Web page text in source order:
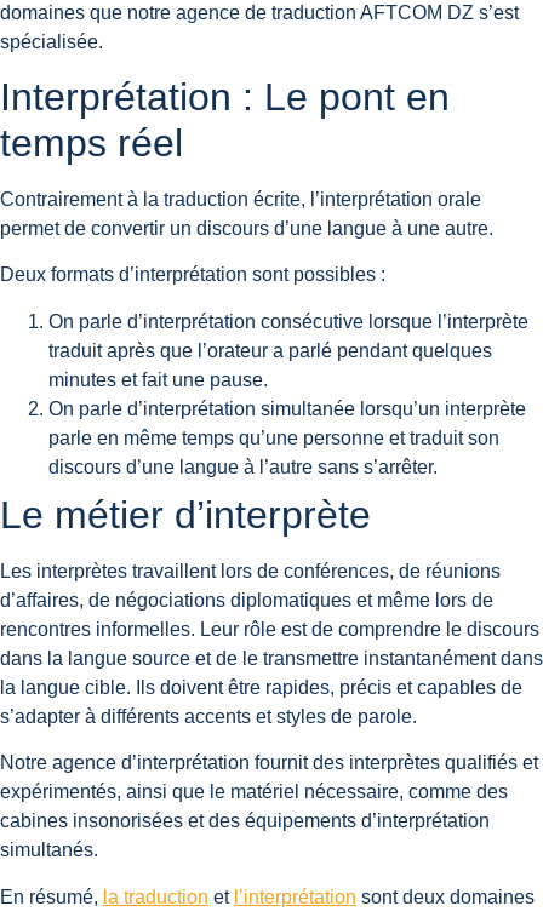
domaines que notre agence de traduction AFTCOM DZ s’est
spécialisée.
Interprétation : Le pont en
temps réel
Contrairement à la traduction écrite, l’interprétation orale
permet de convertir un discours d’une langue à une autre.
Deux formats d’interprétation sont possibles :
On parle d’interprétation consécutive lorsque l’interprète
traduit après que l’orateur a parlé pendant quelques
minutes et fait une pause.
On parle d’interprétation simultanée lorsqu’un interprète
parle en même temps qu’une personne et traduit son
discours d’une langue à l’autre sans s’arrêter.
Le métier d’interprète
Les interprètes travaillent lors de conférences, de réunions
d’affaires, de négociations diplomatiques et même lors de
rencontres informelles. Leur rôle est de comprendre le discours
dans la langue source et de le transmettre instantanément dans
la langue cible. Ils doivent être rapides, précis et capables de
s’adapter à différents accents et styles de parole.
Notre agence d’interprétation fournit des interprètes qualifiés et
expérimentés, ainsi que le matériel nécessaire, comme des
cabines insonorisées et des équipements d’interprétation
simultanés.
En résumé, la traduction et l’interprétation sont deux domaines